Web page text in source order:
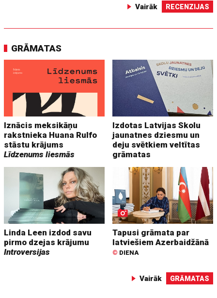
Vairāk RECENZIJAS
GRĀMATAS
Iznācis meksikāņu
rakstnieka Huana Rulfo
stāstu krājums
Līdzenums liesmās
Izdotas Latvijas Skolu
jaunatnes dziesmu un
deju svētkiem veltītas
grāmatas
Linda Leen izdod savu
pirmo dzejas krājumu
Introversijas
Tapusi grāmata par
latviešiem Azerbaidžānā
© DIENA
Vairāk GRĀMATAS